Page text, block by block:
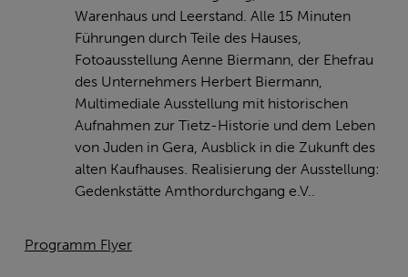
Warenhaus und Leerstand. Alle 15 Minuten
Führungen durch Teile des Hauses,
Fotoausstellung Aenne Biermann, der Ehefrau
des Unternehmers Herbert Biermann,
Multimediale Ausstellung mit historischen
Aufnahmen zur Tietz-Historie und dem Leben
von Juden in Gera, Ausblick in die Zukunft des
alten Kaufhauses. Realisierung der Ausstellung:
Gedenkstätte Amthordurchgang e.V..
Programm Flyer